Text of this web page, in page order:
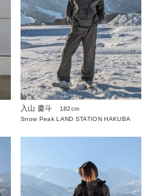
入山 慶斗
182cm
Snow Peak LAND STATION HAKUBA